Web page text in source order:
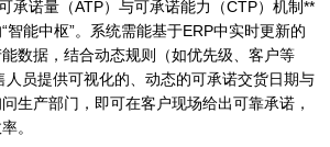
承诺量（ATP）与可承诺能力（CTP）机制**
智能中枢”。系统需能基于ERP中实时更新的
数据，结合动态规则（如优先级、客户等
人员提供可视化的、动态的可承诺交货日期与
生产部门，即可在客户现场给出可靠承诺，
。